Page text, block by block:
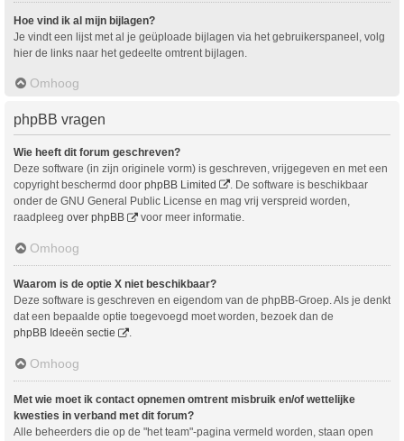
Hoe vind ik al mijn bijlagen?
Je vindt een lijst met al je geüploade bijlagen via het gebruikerspaneel, volg
hier de links naar het gedeelte omtrent bijlagen.
Omhoog
phpBB vragen
Wie heeft dit forum geschreven?
Deze software (in zijn originele vorm) is geschreven, vrijgegeven en met een
copyright beschermd door phpBB Limited
. De software is beschikbaar
onder de GNU General Public License en mag vrij verspreid worden,
raadpleeg over phpBB voor meer informatie.
Omhoog
Waarom is de optie X niet beschikbaar?
Deze software is geschreven en eigendom van de phpBB-Groep. Als je denkt
dat een bepaalde optie toegevoegd moet worden, bezoek dan de
phpBB Ideeën sectie
.
Omhoog
Met wie moet ik contact opnemen omtrent misbruik en/of wettelijke
kwesties in verband met dit forum?
Alle beheerders die op de "het team"-pagina vermeld worden, staan open